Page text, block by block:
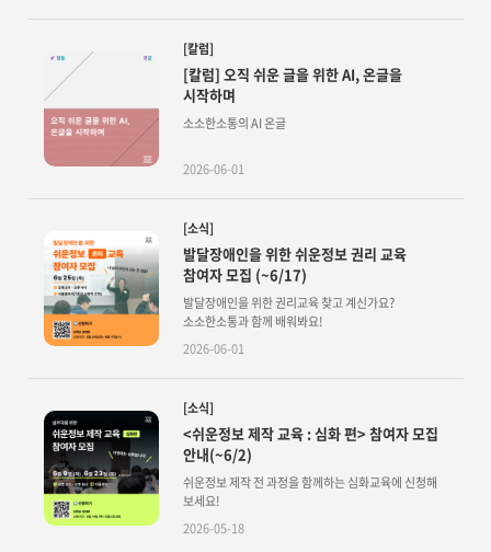
[칼럼]
[칼럼] 오직 쉬운 글을 위한 AI, 온글을
시작하며
소소한소통의 AI 온글
2026-06-01
[소식]
발달장애인을 위한 쉬운정보 권리 교육
참여자 모집 (~6/17)
발달장애인을 위한 권리교육 찾고 계신가요?
소소한소통과 함께 배워봐요!
2026-06-01
[소식]
<쉬운정보 제작 교육 : 심화 편> 참여자 모집
안내(~6/2)
쉬운정보 제작 전 과정을 함께하는 심화교육에 신청해
보세요!
2026-05-18